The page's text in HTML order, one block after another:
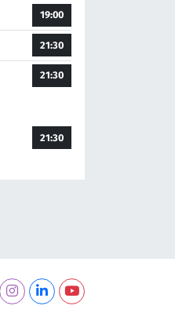
19:00
21:30
21:30
21:30